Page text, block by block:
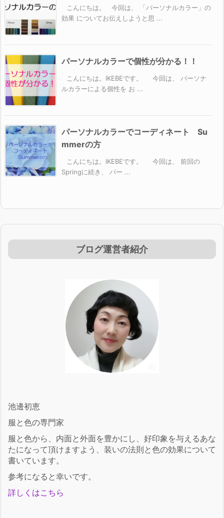
こんにちは。 今回は、 「パーソナルカラー」の
効果 についてお伝えしようと思 ...
パーソナルカラーで個性が分かる！！
こんにちは。IKEBEです。 今回は、 パーソナ
ルカラーによる個性を お ...
パーソナルカラーでコーディネート Su
mmerの方
こんにちは。IKEBEです。 今回は、 前回の
Springに続き、 パー ...
ブログ運営者紹介
池邊初恵
服と色の専門家
服と色から、内面と外面を豊かにし、好印象を与えるあな
たになって頂けますよう、装いの法則と色の効果について
書いています。
参考になると幸いです。
詳しくはこちら